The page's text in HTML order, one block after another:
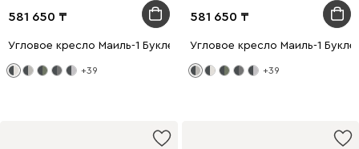
581 650
Угловое кресло Маиль-1 Букле Молочный
+39
581 650
Угловое кресло Маиль-1
+39